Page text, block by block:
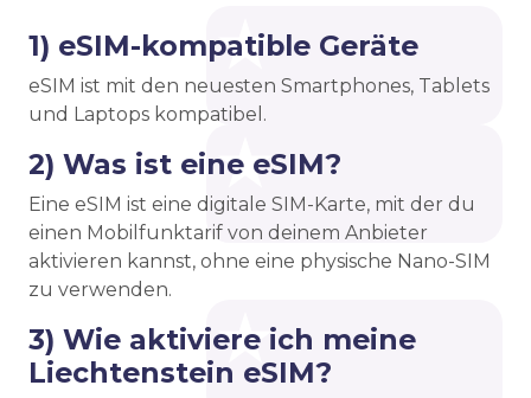
1) eSIM-kompatible Geräte
eSIM ist mit den neuesten Smartphones, Tablets
und Laptops kompatibel.
2) Was ist eine eSIM?
Eine eSIM ist eine digitale SIM-Karte, mit der du
einen Mobilfunktarif von deinem Anbieter
aktivieren kannst, ohne eine physische Nano-SIM
zu verwenden.
3) Wie aktiviere ich meine
Liechtenstein eSIM?